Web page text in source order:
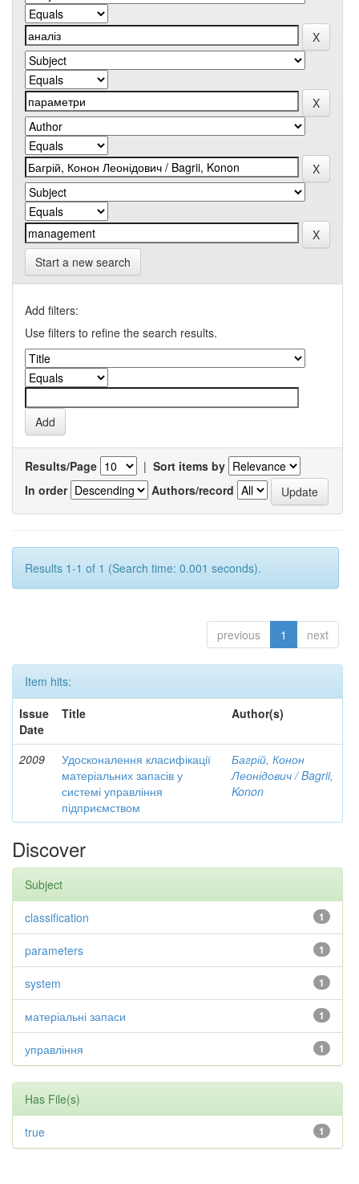
Start a new search
Add filters:
Use filters to refine the search results.
Results/Page | Sort items by
In order
Authors/record
Results 1-1 of 1 (Search time: 0.001 seconds).
previous 1 next
Item hits:
Issue
Date
Title Author(s)
2009
Удосконалення класифікації
матеріальних запасів у
системі управління
підприємством
Багрій, Конон
Леонідович / Bagrii,
Konon
Discover
Subject
1
classification
1
parameters
1
system
1
матеріальні запаси
1
управління
Has File(s)
1
true